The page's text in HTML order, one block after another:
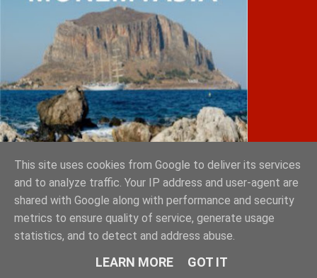
IATRIKOS.gr
Φόρτωση...
This site uses cookies from Google to deliver its services
and to analyze traffic. Your IP address and user-agent are
shared with Google along with performance and security
metrics to ensure quality of service, generate usage
statistics, and to detect and address abuse.
LEARN MORE GOT IT